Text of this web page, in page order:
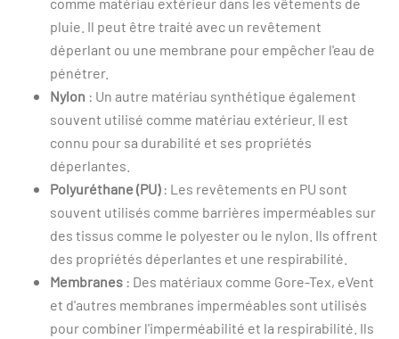
pluie. Il peut être traité avec un revêtement
déperlant ou une membrane pour empêcher l'eau de
pénétrer.
Nylon : Un autre matériau synthétique également
souvent utilisé comme matériau extérieur. Il est
connu pour sa durabilité et ses propriétés
déperlantes.
Polyuréthane (PU) : Les revêtements en PU sont
souvent utilisés comme barrières imperméables sur
des tissus comme le polyester ou le nylon. Ils offrent
des propriétés déperlantes et une respirabilité.
Membranes : Des matériaux comme Gore-Tex, eVent
et d'autres membranes imperméables sont utilisés
pour combiner l'imperméabilité et la respirabilité. Ils